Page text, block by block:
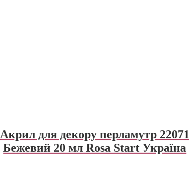
Акрил для декору перламутр 22071
Бежевий 20 мл Rosa Start Україна